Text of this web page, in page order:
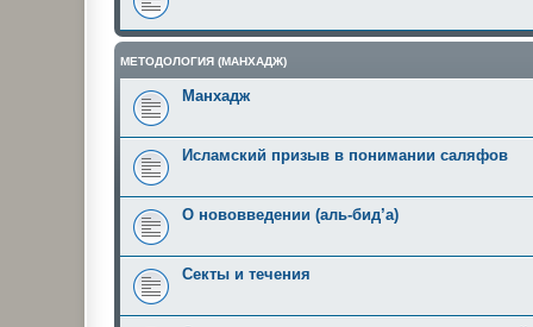
МЕТОДОЛОГИЯ (МАНХАДЖ)
Манхадж
Исламский призыв в понимании саляфов
О нововведении (аль-бид’а)
Секты и течения